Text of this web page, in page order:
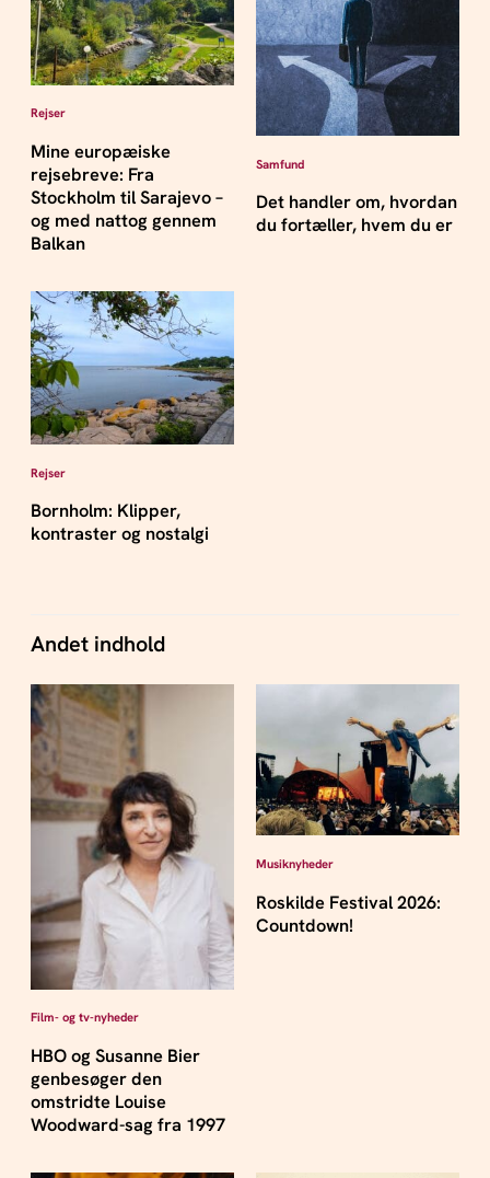
Rejser
Mine europæiske
rejsebreve: Fra
Stockholm til Sarajevo –
og med nattog gennem
Balkan
Samfund
Det handler om, hvordan
du fortæller, hvem du er
Rejser
Bornholm: Klipper,
kontraster og nostalgi
Andet indhold
Film- og tv-nyheder
HBO og Susanne Bier
genbesøger den
omstridte Louise
Woodward-sag fra 1997
Musiknyheder
Roskilde Festival 2026:
Countdown!